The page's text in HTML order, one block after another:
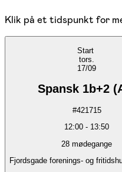
Klik på et tidspunkt for
Start
tors.
17/09
Spansk 1b+2
#421715
12:00 - 13:50
28 mødegange
Fjordsgade forenings- og